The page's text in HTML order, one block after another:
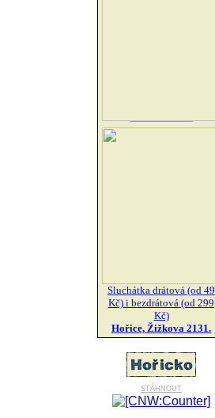
Sluchátka drátová (od 49
Kč) i bezdrátová (od 299
Kč)
Hořice, Žižkova 2131.
stáhnout